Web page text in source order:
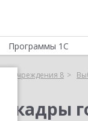
Программы 1С
учреждения 8
кадры